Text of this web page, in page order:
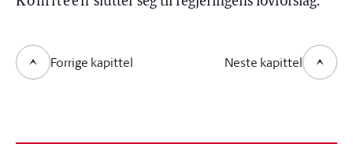
Forrige kapittel Neste kapittel